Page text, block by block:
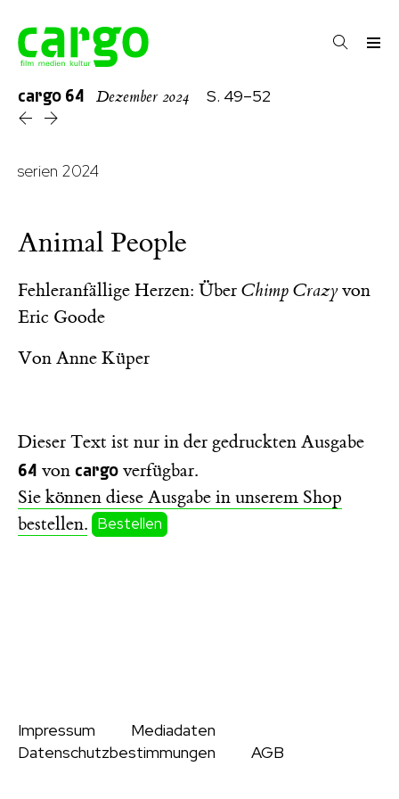
cargo 64 Dezember 2024 S. 49–52
serien 2024
Animal People
Fehleranfällige Herzen: Über Chimp Crazyvon
Eric Goode
Von Anne Küper
Dieser Text ist nur in der gedruckten Ausgabe
64 von cargo verfügbar.
Sie können diese Ausgabe in unserem Shop
bestellen. Bestellen
Impressum
Mediadaten
Datenschutzbestimmungen
AGB